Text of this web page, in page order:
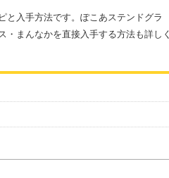
と入手方法です。ぽこあステンドグラ
まんなかを直接入手する方法も詳しく